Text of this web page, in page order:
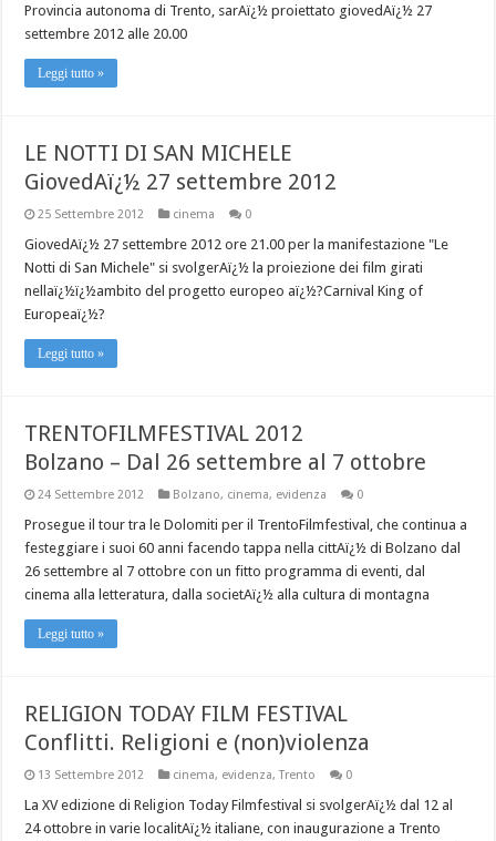
Provincia autonoma di Trento, sarAï¿½ proiettato giovedAï¿½ 27
settembre 2012 alle 20.00
Leggi tutto »
LE NOTTI DI SAN MICHELE
GiovedAï¿½ 27 settembre 2012
25 Settembre 2012 cinema 0
GiovedAï¿½ 27 settembre 2012 ore 21.00 per la manifestazione "Le
Notti di San Michele" si svolgerAï¿½ la proiezione dei film girati
nellaï¿½ï¿½ambito del progetto europeo aï¿½?Carnival King of
Europeaï¿½?
Leggi tutto »
TRENTOFILMFESTIVAL 2012
Bolzano – Dal 26 settembre al 7 ottobre
24 Settembre 2012 Bolzano, cinema, evidenza 0
Prosegue il tour tra le Dolomiti per il TrentoFilmfestival, che continua a
festeggiare i suoi 60 anni facendo tappa nella cittAï¿½ di Bolzano dal
26 settembre al 7 ottobre con un fitto programma di eventi, dal
cinema alla letteratura, dalla societAï¿½ alla cultura di montagna
Leggi tutto »
RELIGION TODAY FILM FESTIVAL
Conflitti. Religioni e (non)violenza
13 Settembre 2012 cinema, evidenza,Trento 0
La XV edizione di Religion Today Filmfestival si svolgerAï¿½ dal 12 al
24 ottobre in varie localitAï¿½ italiane, con inaugurazione a Trento